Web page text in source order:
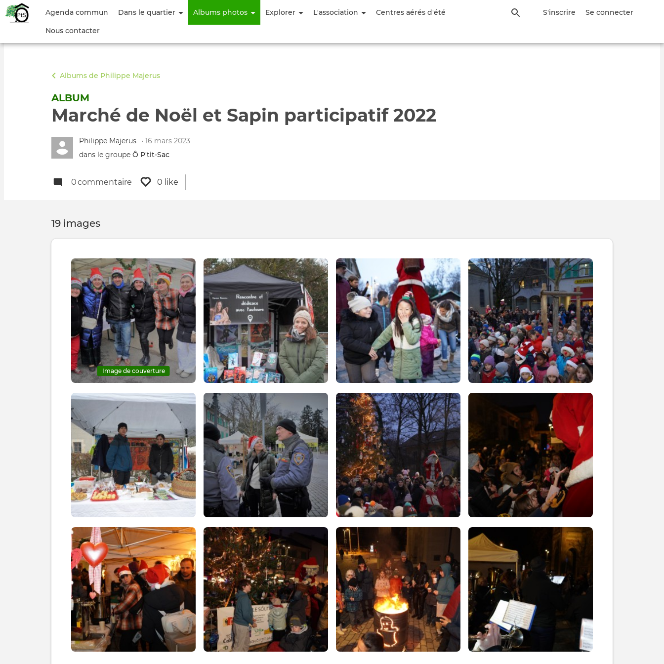
Aller
principal
Menu
compte
S'inscrire Se connecter
Agenda commun Dans le quartier Albums photos Explorer L'association Centres aérés d'été
Nous contacter
Albums de Philippe Majerus
ALBUM
Marché de Noël et Sapin participatif 2022
Philippe Majerus
• 16 mars 2023
dans le groupe Ô P'tit‑Sac
0commentaire 0 like
19 images
Image de couverture